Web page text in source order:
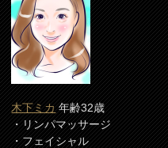
木下ミカ年齢32歳
・リンパマッサージ
・フェイシャル